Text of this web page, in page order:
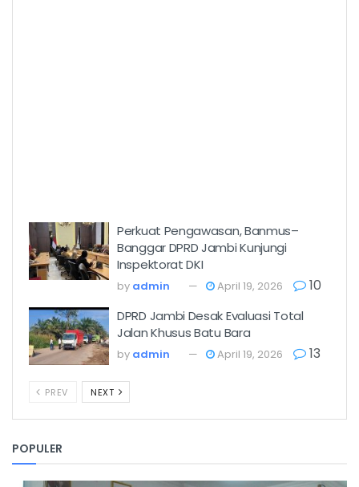
Perkuat Pengawasan, Banmus–
Banggar DPRD Jambi Kunjungi
Inspektorat DKI
by admin April 19, 2026 10
DPRD Jambi Desak Evaluasi Total
Jalan Khusus Batu Bara
by admin April 19, 2026 13
PREV NEXT
POPULER